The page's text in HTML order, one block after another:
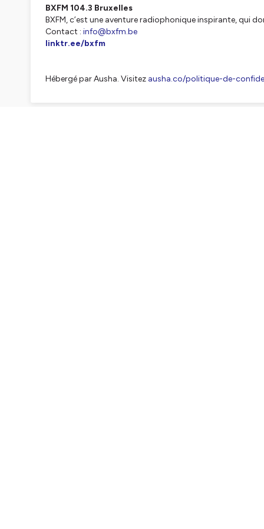
BXFM 104.3 Bruxelles
BXFM, c’est une aventure radiophonique inspirante, qui
Contact : info@bxfm.be
linktr.ee/bxfm
Hébergé par Ausha. Visitez ausha.co/politique-de-